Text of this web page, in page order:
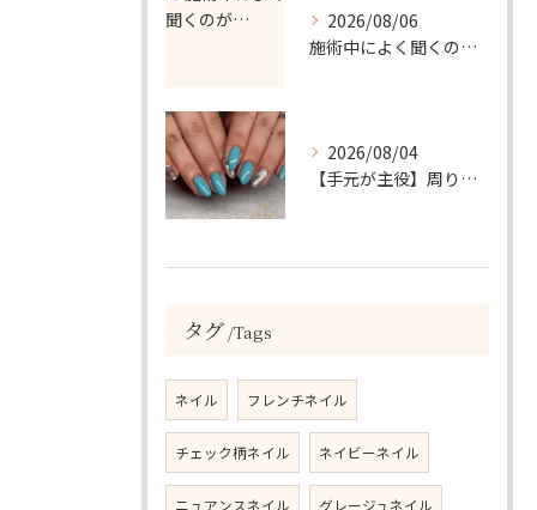
2026/08/06
施術中によく聞くのが…
2026/08/04
【手元が主役】周りと差がつく！ターコイズ×シルバーラメのアクセントネイル
タグ Tags
ネイル フレンチネイル
チェック柄ネイル ネイビーネイル
ニュアンスネイル グレージュネイル